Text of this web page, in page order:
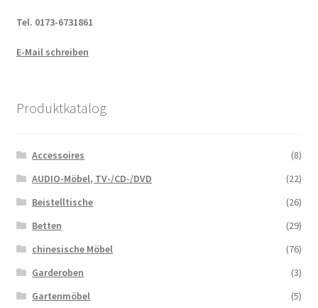
Tel. 0173-6731861
E-Mail schreiben
Produktkatalog
Accessoires
(8)
AUDIO-Möbel, TV-/CD-/DVD
(22)
Beistelltische
(26)
Betten
(29)
chinesische Möbel
(76)
Garderoben
(3)
Gartenmöbel
(5)